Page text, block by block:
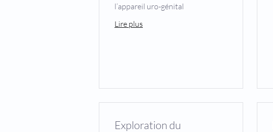
l’appareil uro-génital
Lire plus
Exploration du